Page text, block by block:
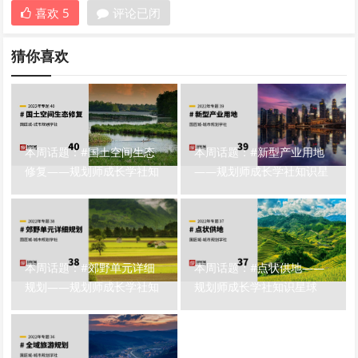
喜欢 5 评论已闭
猜你喜欢
本周话题：#国土空间生态
修复——规划师成长学社知
本周话题：#新型产业用地
——规划师成长学社知识星
本周话题：#郊野单元详细
规划——规划师成长学社知
本周话题：#点状供地——
规划师成长学社知识星球